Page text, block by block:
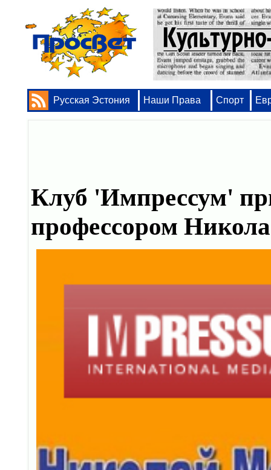
Русская Эстония Наши Права Спорт
Клуб 'Импрессум'
профессором